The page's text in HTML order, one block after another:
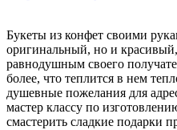
Букеты из конфет своими
оригинальный, но и
равнодушным своего
более, что теплится в нем
душевные пожелания для
мастер классу по
смастерить сладкие подарки